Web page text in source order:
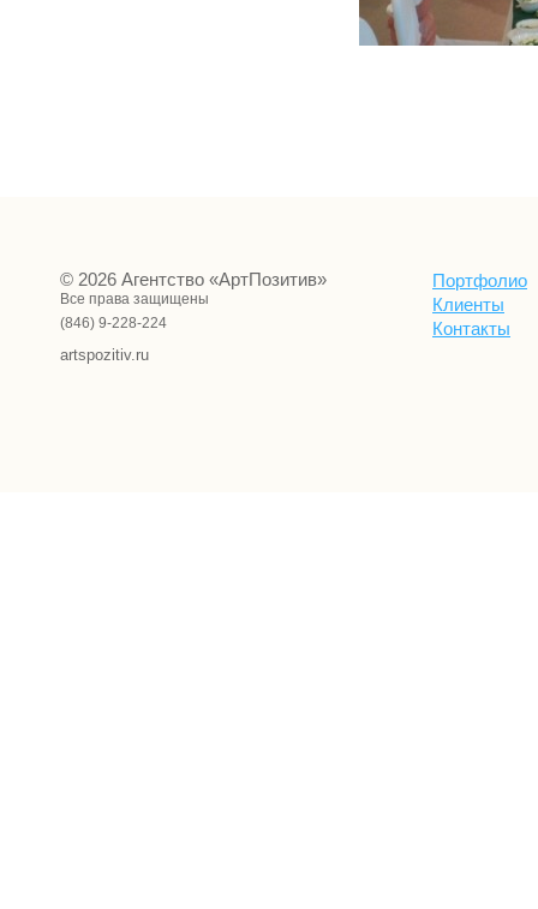
© 2026 Агентство «АртПозитив»
Все права защищены
(846) 9-228-224
artspozitiv.ru
Портфолио
Клиенты
Контакты